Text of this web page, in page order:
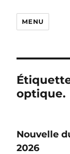
MENU
optique.
Nouvelle
2026